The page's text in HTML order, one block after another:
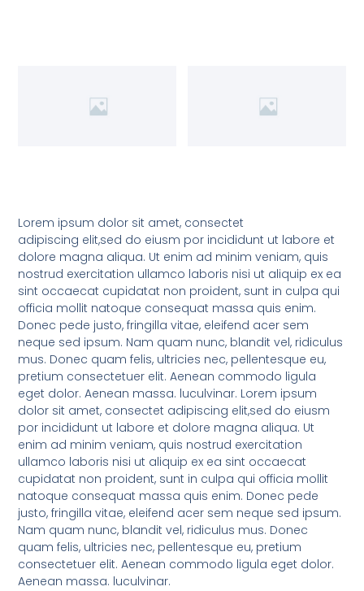
Lorem ipsum dolor sit amet, consectet
adipiscing elit,sed do eiusm por incididunt ut labore et
dolore magna aliqua. Ut enim ad minim veniam, quis
nostrud exercitation ullamco laboris nisi ut aliquip ex ea
sint occaecat cupidatat non proident, sunt in culpa qui
officia mollit natoque consequat massa quis enim.
Donec pede justo, fringilla vitae, eleifend acer sem
neque sed ipsum. Nam quam nunc, blandit vel, ridiculus
mus. Donec quam felis, ultricies nec, pellentesque eu,
pretium consectetuer elit. Aenean commodo ligula
eget dolor. Aenean massa. luculvinar. Lorem ipsum
dolor sit amet, consectet adipiscing elit,sed do eiusm
por incididunt ut labore et dolore magna aliqua. Ut
enim ad minim veniam, quis nostrud exercitation
ullamco laboris nisi ut aliquip ex ea sint occaecat
cupidatat non proident, sunt in culpa qui officia mollit
natoque consequat massa quis enim. Donec pede
justo, fringilla vitae, eleifend acer sem neque sed ipsum.
Nam quam nunc, blandit vel, ridiculus mus. Donec
quam felis, ultricies nec, pellentesque eu, pretium
consectetuer elit. Aenean commodo ligula eget dolor.
Aenean massa. luculvinar.